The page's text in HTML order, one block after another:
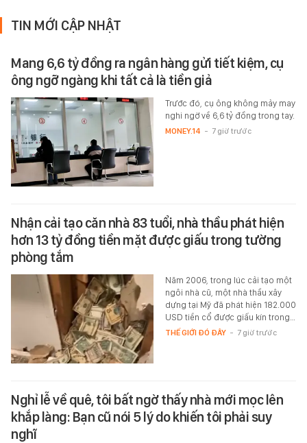
TIN MỚI CẬP NHẬT
Mang 6,6 tỷ đồng ra ngân hàng gửi tiết kiệm, cụ
ông ngỡ ngàng khi tất cả là tiền giả
Trước đó, cụ ông không mảy may
nghi ngờ về 6,6 tỷ đồng trong tay.
MONEY.14 - 7 giờ trước
Nhận cải tạo căn nhà 83 tuổi, nhà thầu phát hiện
hơn 13 tỷ đồng tiền mặt được giấu trong tường
phòng tắm
Năm 2006, trong lúc cải tạo một
ngôi nhà cũ, một nhà thầu xây
dựng tại Mỹ đã phát hiện 182.000
USD tiền cổ được giấu kín trong…
THẾ GIỚI ĐÓ ĐÂY - 7 giờ trước
Nghỉ lễ về quê, tôi bất ngờ thấy nhà mới mọc lên
khắp làng: Bạn cũ nói 5 lý do khiến tôi phải suy
nghĩ